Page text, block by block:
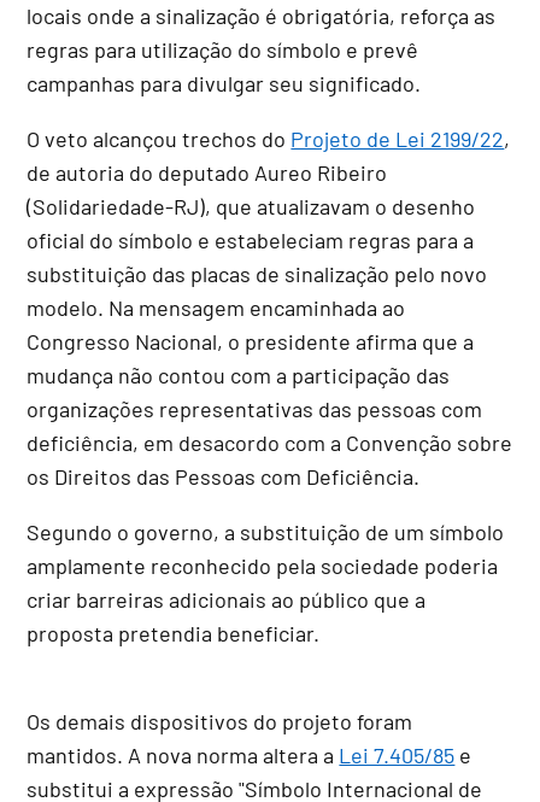
locais onde a sinalização é obrigatória, reforça as
regras para utilização do símbolo e prevê
campanhas para divulgar seu significado.
O veto alcançou trechos do Projeto de Lei 2199/22,
de autoria do deputado Aureo Ribeiro
(Solidariedade-RJ), que atualizavam o desenho
oficial do símbolo e estabeleciam regras para a
substituição das placas de sinalização pelo novo
modelo. Na mensagem encaminhada ao
Congresso Nacional, o presidente afirma que a
mudança não contou com a participação das
organizações representativas das pessoas com
deficiência, em desacordo com a Convenção sobre
os Direitos das Pessoas com Deficiência.
Segundo o governo, a substituição de um símbolo
amplamente reconhecido pela sociedade poderia
criar barreiras adicionais ao público que a
proposta pretendia beneficiar.
Os demais dispositivos do projeto foram
mantidos. A nova norma altera a Lei 7.405/85 e
substitui a expressão "Símbolo Internacional de